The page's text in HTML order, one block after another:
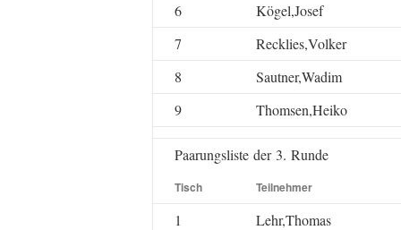
6
Kögel,Josef
7
Recklies,Volker
8
Sautner,Wadim
9
Thomsen,Heiko
Paarungsliste der 3. Runde
Tisch Teilnehmer
1
Lehr,Thomas